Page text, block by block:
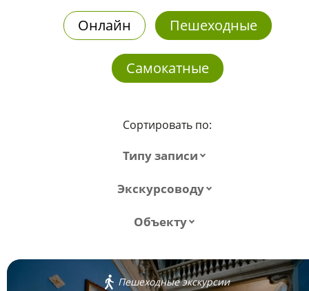
Онлайн Пешеходные
Самокатные
Сортировать по:
Типу записи
Экскурсоводу
Объекту
Пешеходные экскурсии